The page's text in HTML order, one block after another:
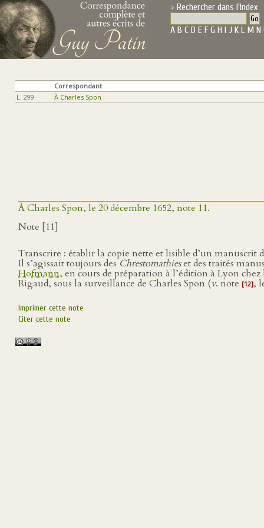
Rechercher dans l'Index
A B C D E F G H I J K L M N